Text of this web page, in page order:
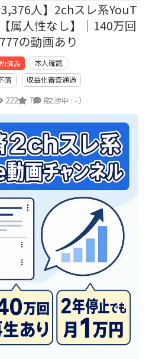
人】2chスレ系YouT
属人性なし】｜140万回
の動画あり
済み
本人確認
落 収益化審査通過
222 7 4
（交渉中 : - ）